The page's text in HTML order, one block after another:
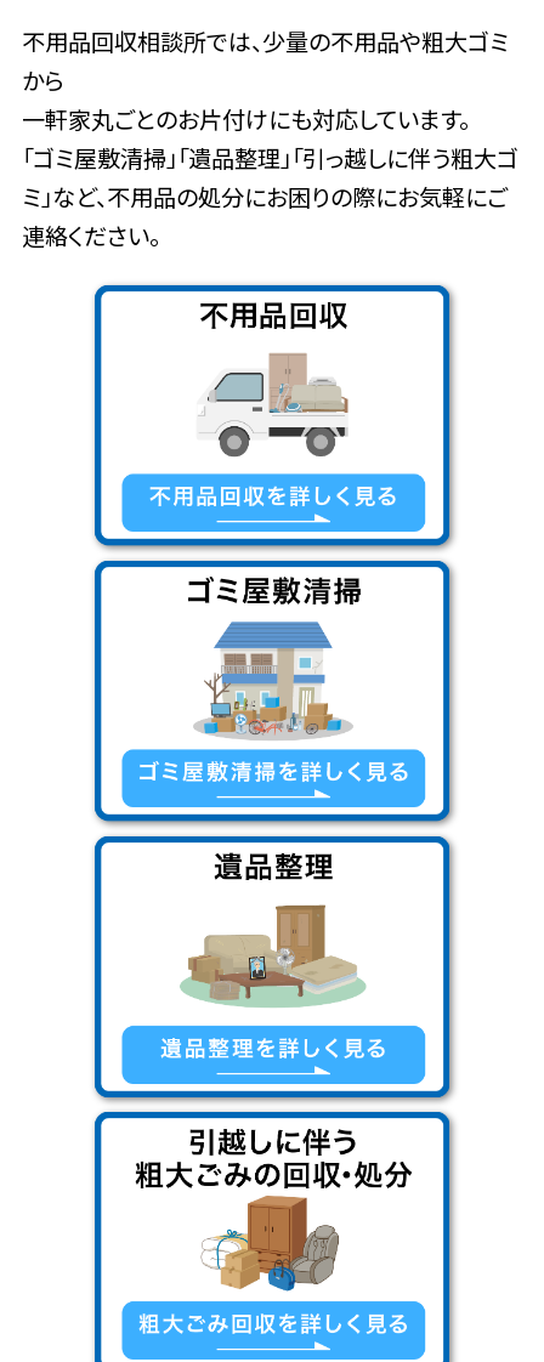
不用品回収相談所では、少量の不用品や粗大ゴミ
から
一軒家丸ごとのお片付けにも対応しています。
「ゴミ屋敷清掃」「遺品整理」「引っ越しに伴う粗大ゴ
ミ」など、不用品の処分にお困りの際にお気軽にご
連絡ください。